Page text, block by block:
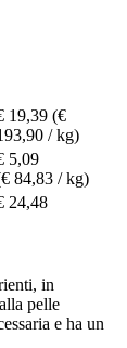
19,39 (€
/ kg)
5,09
84,83 / kg)
24,48
in
pelle
e ha un